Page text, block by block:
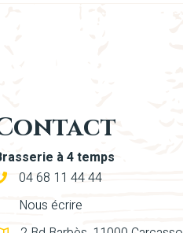
à 4 temps
04 68 11 44 44
Nous écrire